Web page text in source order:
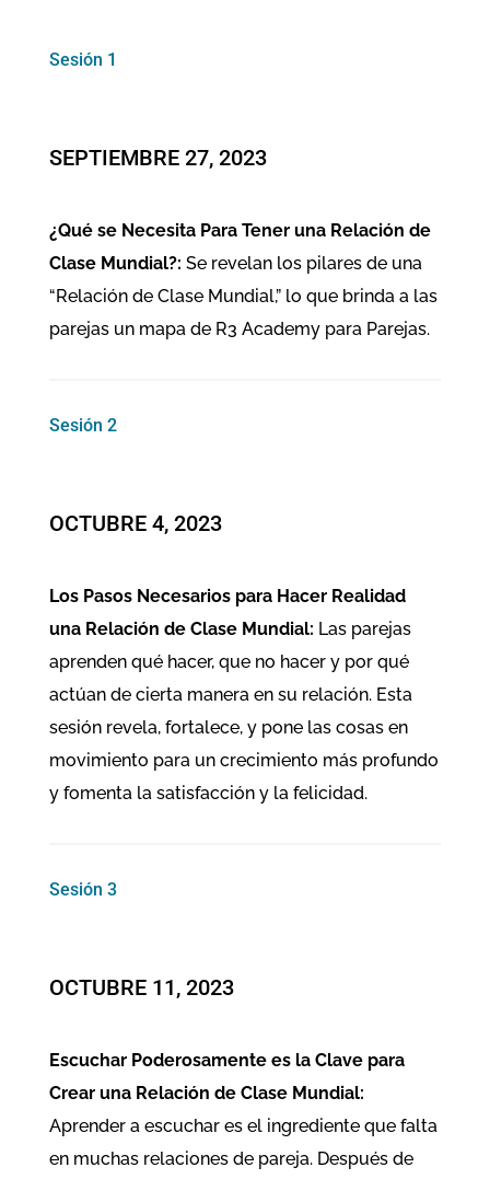
Sesión 1
SEPTIEMBRE 27, 2023
¿Qué se Necesita Para Tener una Relación de
Clase Mundial?: Se revelan los pilares de una
“Relación de Clase Mundial,” lo que brinda a las
parejas un mapa de R3 Academy para Parejas.
Sesión 2
OCTUBRE 4, 2023
Los Pasos Necesarios para Hacer Realidad
una Relación de Clase Mundial: Las parejas
aprenden qué hacer, que no hacer y por qué
actúan de cierta manera en su relación. Esta
sesión revela, fortalece, y pone las cosas en
movimiento para un crecimiento más profundo
y fomenta la satisfacción y la felicidad.
Sesión 3
OCTUBRE 11, 2023
Escuchar Poderosamente es la Clave para
Crear una Relación de Clase Mundial:
Aprender a escuchar es el ingrediente que falta
en muchas relaciones de pareja. Después de